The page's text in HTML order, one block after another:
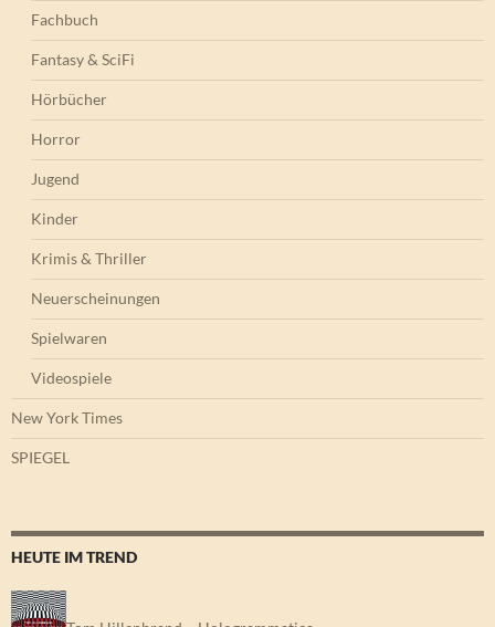
Fachbuch
Fantasy & SciFi
Hörbücher
Horror
Jugend
Kinder
Krimis & Thriller
Neuerscheinungen
Spielwaren
Videospiele
New York Times
SPIEGEL
HEUTE IM TREND